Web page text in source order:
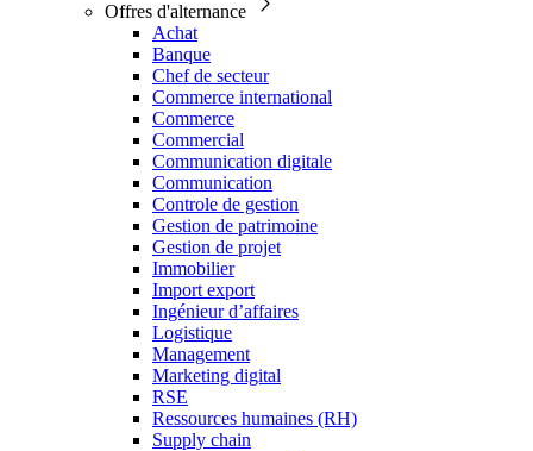
Offres d'alternance
Achat
Banque
Chef de secteur
Commerce international
Commerce
Commercial
Communication digitale
Communication
Controle de gestion
Gestion de patrimoine
Gestion de projet
Immobilier
Import export
Ingénieur d’affaires
Logistique
Management
Marketing digital
RSE
Ressources humaines (RH)
Supply chain